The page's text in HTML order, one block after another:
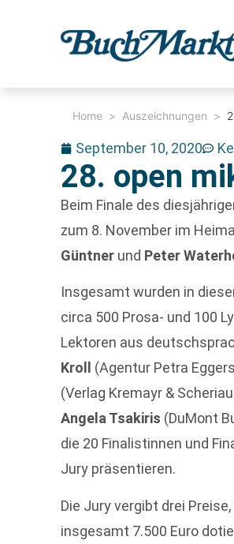
Home > Auszeichnungen >
September 10, 2020
28. open
Beim Finale des
zum 8. November im
Güntner und Peter
Insgesamt wurden in
circa 500 Prosa- und 100
Lektoren aus
Kroll
(Agentur Petra
(Verlag Kremayr &
Angela Tsakiris (DuMont
die 20 Finalistinnen und
Jury präsentieren.
Die Jury vergibt drei
insgesamt 7.500 Euro